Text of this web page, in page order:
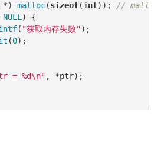
malloc(sizeof(int)); //
NULL) {
( "获取内存失败");
(0);
= %d\n" , *ptr);